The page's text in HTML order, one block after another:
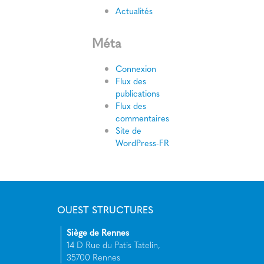
Actualités
Méta
Connexion
Flux des
publications
Flux des
commentaires
Site de
WordPress-FR
OUEST STRUCTURES
Siège de Rennes
14 D Rue du Patis Tatelin,
35700 Rennes